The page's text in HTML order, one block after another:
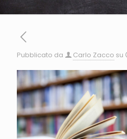
Pubblicato da Carlo Zacco su